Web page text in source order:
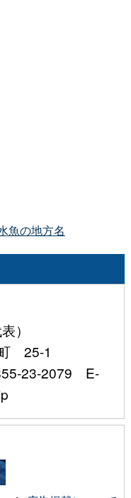
魚の地方名
）
25-1
23-2079 E-